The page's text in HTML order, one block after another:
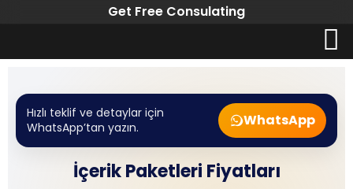
Get Free Consulating
Hızlı teklif ve detaylar için
WhatsApp’tan yazın.
WhatsApp
İçerik Paketleri Fiyatları